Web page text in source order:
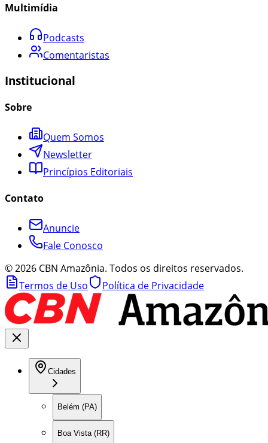
Multimídia
Podcasts
Comentaristas
Institucional
Sobre
Quem Somos
Newsletter
Princípios Editoriais
Contato
Anuncie
Fale Conosco
©2026 CBN Amazônia. Todos os direitos reservados.
Termos de Uso
Política de Privacidade
Cidades
Belém (PA)
Boa Vista (RR)